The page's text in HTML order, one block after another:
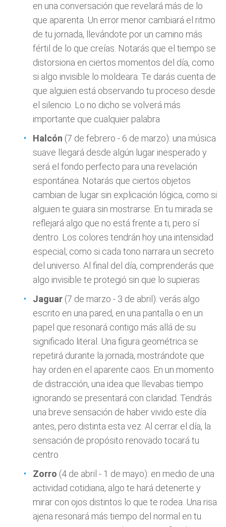
en una conversación que revelará más de lo
que aparenta. Un error menor cambiará el ritmo
de tu jornada, llevándote por un camino más
fértil de lo que creías. Notarás que el tiempo se
distorsiona en ciertos momentos del día, como
si algo invisible lo moldeara. Te darás cuenta de
que alguien está observando tu proceso desde
el silencio. Lo no dicho se volverá más
importante que cualquier palabra
Halcón (7 de febrero - 6 de marzo): una música
suave llegará desde algún lugar inesperado y
será el fondo perfecto para una revelación
espontánea. Notarás que ciertos objetos
cambian de lugar sin explicación lógica, como si
alguien te guiara sin mostrarse. En tu mirada se
reflejará algo que no está frente a ti, pero sí
dentro. Los colores tendrán hoy una intensidad
especial, como si cada tono narrara un secreto
del universo. Al final del día, comprenderás que
algo invisible te protegió sin que lo supieras
Jaguar (7 de marzo - 3 de abril): verás algo
escrito en una pared, en una pantalla o en un
papel que resonará contigo más allá de su
significado literal. Una figura geométrica se
repetirá durante la jornada, mostrándote que
hay orden en el aparente caos. En un momento
de distracción, una idea que llevabas tiempo
ignorando se presentará con claridad. Tendrás
una breve sensación de haber vivido este día
antes, pero distinta esta vez. Al cerrar el día, la
sensación de propósito renovado tocará tu
centro
Zorro (4 de abril - 1 de mayo): en medio de una
actividad cotidiana, algo te hará detenerte y
mirar con ojos distintos lo que te rodea. Una risa
ajena resonará más tiempo del normal en tu